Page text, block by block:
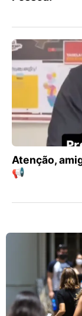
Atenção,
📢